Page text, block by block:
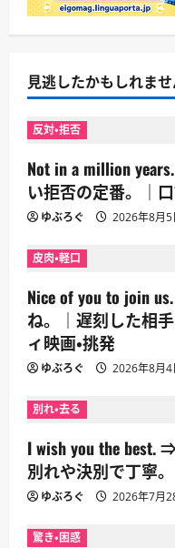
見逃したかもしれま
反対・拒否
Not in a million
い拒否の定番。｜口
ゆぶろぐ 2026年8月5
皮肉・軽口
Nice of you to join
ね。｜遅刻した相
ィ映画・挑発
ゆぶろぐ 2026年8月4
別れ・去る
I wish you the best.
別れや決別で丁寧。
ゆぶろぐ 2026年7月
驚き・困惑